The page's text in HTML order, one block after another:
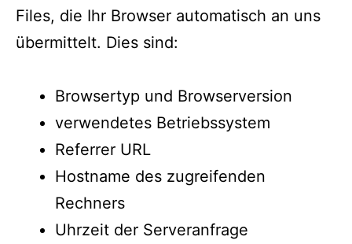
Files, die Ihr Browser automatisch an uns
übermittelt. Dies sind:
Browsertyp und Browserversion
verwendetes Betriebssystem
Referrer URL
Hostname des zugreifenden
Rechners
Uhrzeit der Serveranfrage